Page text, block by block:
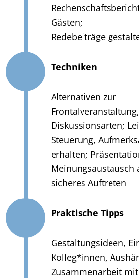
Gästen;
Redebeiträge
Techniken
Alternativen zur
Diskussionsarten;
Steuerung,
erhalten;
Meinungsaustausch
sicheres Auftreten
Praktische Tipps
Gestaltungsideen,
Kolleg*innen,
Zusammenarbeit